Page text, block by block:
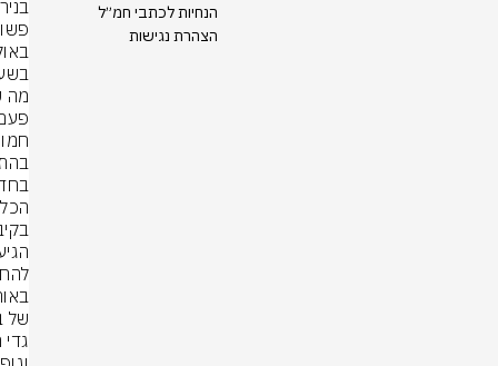
הנחיות לכתבי חמ״ל
הצהרת נגישות